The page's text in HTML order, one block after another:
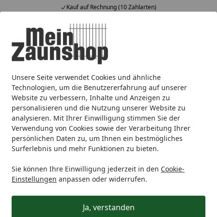
Unsere Seite verwendet Cookies und ähnliche
Technologien, um die Benutzererfahrung auf unserer
Website zu verbessern, Inhalte und Anzeigen zu
personalisieren und die Nutzung unserer Website zu
analysieren. Mit Ihrer Einwilligung stimmen Sie der
Verwendung von Cookies sowie der Verarbeitung Ihrer
persönlichen Daten zu, um Ihnen ein bestmögliches
Surferlebnis und mehr Funktionen zu bieten.
Sie können Ihre Einwilligung jederzeit in den Cookie-
Einstellungen anpassen oder widerrufen.
Ja, verstanden
Kauf auf Rechnung (10 Zahlarten)
Alle Produkte
Mein Konto
Suchen
Startseite
Zaunmarken dz deutsche zauntechnik dz
dz TURIN
Ihre Artikelübersicht
Kategorien
Filter / Sortierung